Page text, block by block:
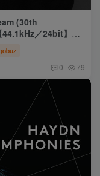
(30th
／24bit】美
0 79